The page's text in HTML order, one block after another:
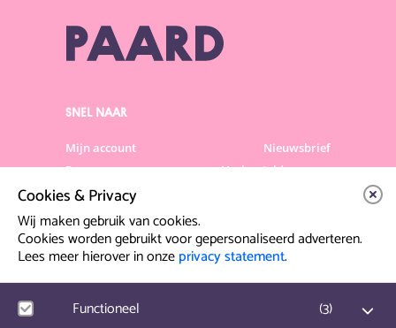
SNEL NAAR
Mijn account
Nieuwsbrief
Programma
Veelgestelde vragen
Partners & Sponsoren
Artiesten info
Prinsegracht 12
Cookies & Privacy
Wij maken gebruik van cookies.
Cookies worden gebruikt voor gepersonaliseerd adverteren.
Lees meer hierover in onzeprivacy statement.
Functioneel (3)